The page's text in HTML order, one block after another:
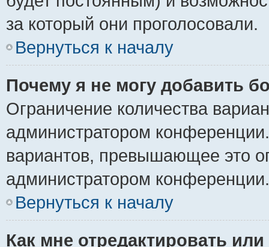
за который они проголосовали.
Вернуться к началу
Почему я не могу добавить
Ограничение количества
администратором
вариантов, превышающее это
администратором конференции.
Вернуться к началу
Как мне отредактировать